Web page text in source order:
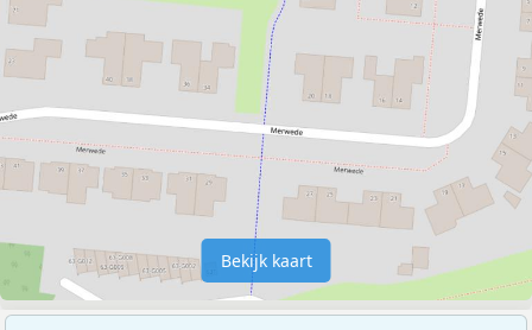
Bekijk kaart